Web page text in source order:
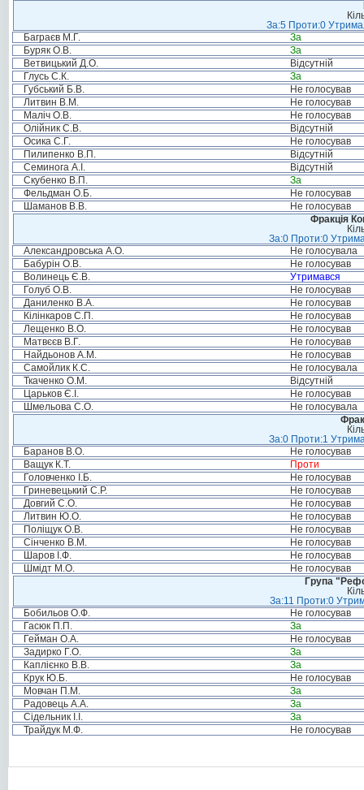
За:5 Проти:0
Баграєв М.Г.
За
Буряк О.В.
За
Ветвицький Д.О.
Відсутній
Глусь С.К.
За
Губський Б.В.
Не голосував
Литвин В.М.
Не голосував
Маліч О.В.
Не голосував
Олійник С.В.
Відсутній
Осика С.Г.
Не голосував
Пилипенко В.П.
Відсутній
Семинога А.І.
Відсутній
Скубенко В.П.
За
Фельдман О.Б.
Не голосував
Шаманов В.В.
Не голосував
Фракція
За:0 Проти:0
Александровська А.О.
Не голосувала
Бабурін О.В.
Не голосував
Волинець Є.В.
Утримався
Голуб О.В.
Не голосував
Даниленко В.А.
Не голосував
Кілінкаров С.П.
Не голосував
Лещенко В.О.
Не голосував
Матвєєв В.Г.
Не голосував
Найдьонов А.М.
Не голосував
Самойлик К.С.
Не голосувала
Ткаченко О.М.
Відсутній
Царьков Є.І.
Не голосував
Шмельова С.О.
Не голосувала
За:0 Проти:1
Баранов В.О.
Не голосував
Ващук К.Т.
Проти
Головченко І.Б.
Не голосував
Гриневецький С.Р.
Не голосував
Довгий С.О.
Не голосував
Литвин Ю.О.
Не голосував
Поліщук О.В.
Не голосував
Сінченко В.М.
Не голосував
Шаров І.Ф.
Не голосував
Шмідт М.О.
Не голосував
Група
За:11 Проти:0
Бобильов О.Ф.
Не голосував
Гасюк П.П.
За
Гейман О.А.
Не голосував
Задирко Г.О.
За
Каплієнко В.В.
За
Крук Ю.Б.
Не голосував
Мовчан П.М.
За
Радовець А.А.
За
Сідельник І.І.
За
Трайдук М.Ф.
Не голосував